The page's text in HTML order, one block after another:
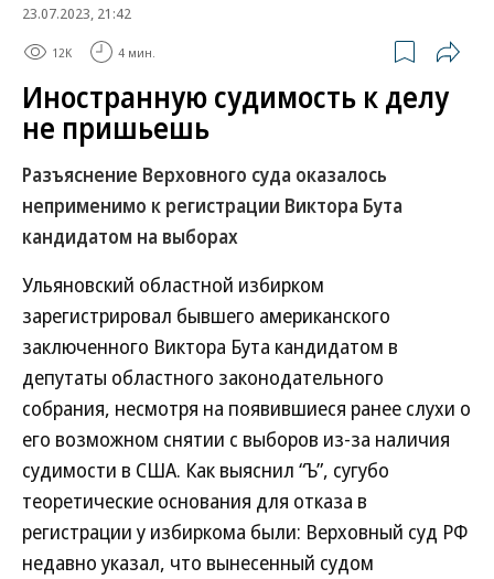
23.07.2023, 21:42
12K 4 мин.
Иностранную судимость к делу
не пришьешь
Разъяснение Верховного суда оказалось
неприменимо к регистрации Виктора Бута
кандидатом на выборах
Ульяновский областной избирком
зарегистрировал бывшего американского
заключенного Виктора Бута кандидатом в
депутаты областного законодательного
собрания, несмотря на появившиеся ранее слухи о
его возможном снятии с выборов из-за наличия
судимости в США. Как выяснил “Ъ”, сугубо
теоретические основания для отказа в
регистрации у избиркома были: Верховный суд РФ
недавно указал, что вынесенный судом